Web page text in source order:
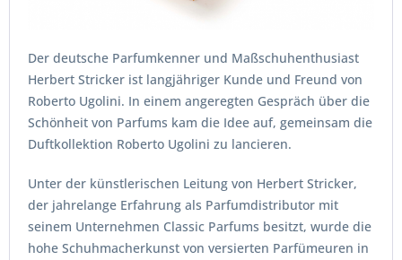
Der deutsche Parfumkenner und Maßschuhenthusiast
Herbert Stricker ist langjähriger Kunde und Freund von
Roberto Ugolini. In einem angeregten Gespräch über die
Schönheit von Parfums kam die Idee auf, gemeinsam die
Duftkollektion Roberto Ugolini zu lancieren.
Unter der künstlerischen Leitung von Herbert Stricker,
der jahrelange Erfahrung als Parfumdistributor mit
seinem Unternehmen Classic Parfums besitzt, wurde die
hohe Schuhmacherkunst von versierten Parfümeuren in